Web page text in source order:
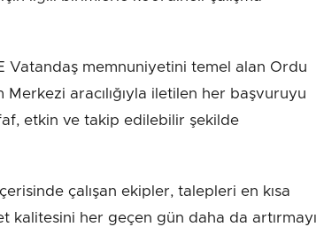
Vatandaş memnuniyetini temel alan Ordu
aracılığıyla iletilen her başvuruyu
etkin ve takip edilebilir şekilde
çalışan ekipler, talepleri en kısa
kalitesini her geçen gün daha da artırmayı